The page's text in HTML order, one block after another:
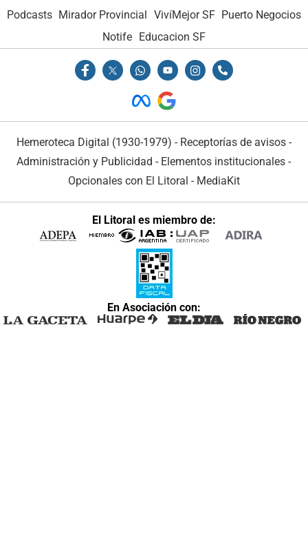
Podcasts Mirador Provincial VivíMejor SF Puerto Negocios
Notife Educacion SF
Hemeroteca Digital (1930-1979) - Receptorías de avisos -
Administración y Publicidad - Elementos institucionales -
Opcionales con El Litoral - MediaKit
El Litoral es miembro de:
En Asociación con: